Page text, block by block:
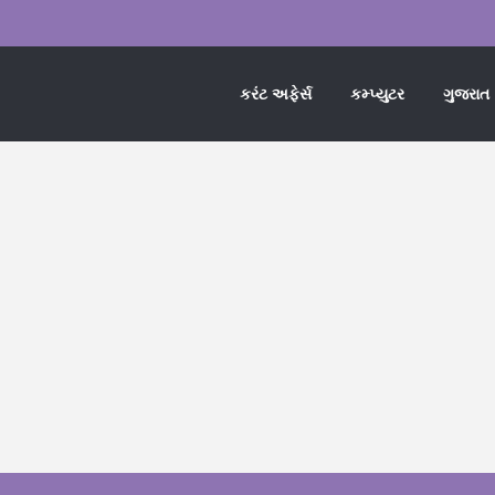
કરંટ અફેર્સ કમ્પ્યુટર ગુજરાત